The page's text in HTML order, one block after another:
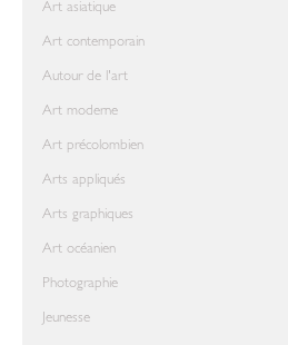
Art asiatique
Art contemporain
Autour de l'art
Art moderne
Art précolombien
Arts appliqués
Arts graphiques
Art océanien
Photographie
Jeunesse